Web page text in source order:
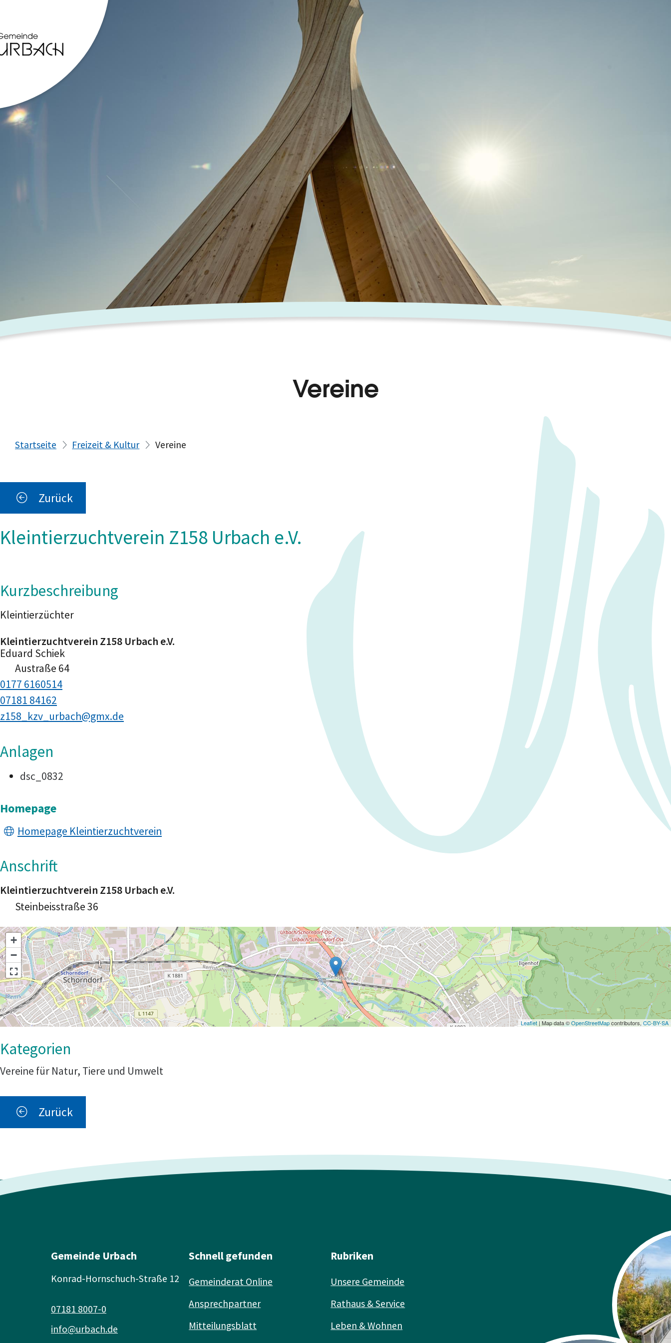
Vereine
Startseite Freizeit & Kultur Vereine
Zurück
Kleintierzuchtverein Z158 Urbach e.V.
Kurzbeschreibung
Kleintierzüchter
Eduard Schiek
Kleintierzuchtverein Z158 Urbach e.V.
Austraße 64
z158_kzv_urbach@gmx.de
07181 84162
0177 6160514
Anlagen
dsc_0832
Homepage
Homepage Kleintierzuchtverein
Anschrift
Kleintierzuchtverein Z158 Urbach e.V.
Steinbeisstraße 36
+
−
Leaflet | Map data ©OpenStreetMapcontributors, CC-BY-SA
Vereine für Natur, Tiere und Umwelt
Zurück
Gemeinde Urbach
Konrad-Hornschuch-Straße 12
info@urbach.de
07181 8007-0
Schnell gefunden
Gemeinderat Online
Ansprechpartner
Mitteilungsblatt
Rubriken
Unsere Gemeinde
Rathaus & Service
Leben & Wohnen